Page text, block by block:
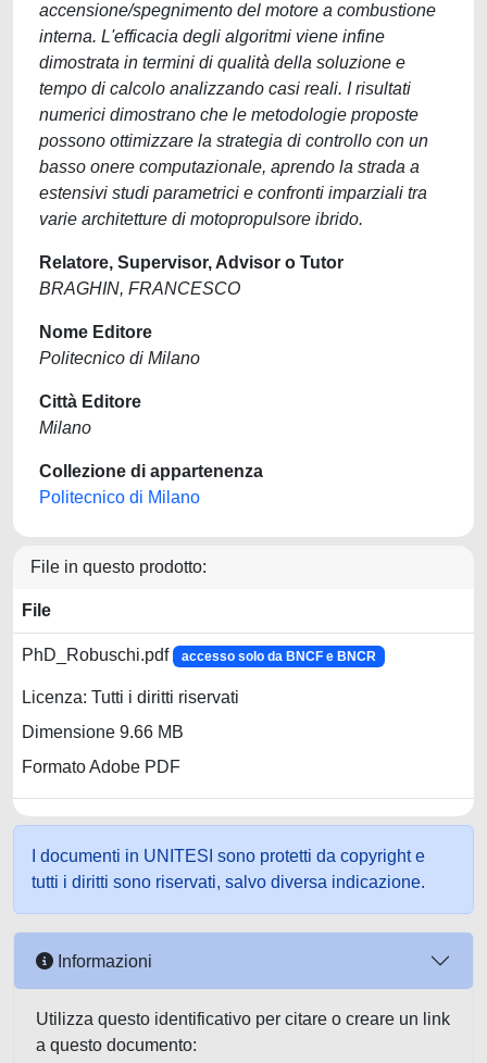
accensione/spegnimento del motore a combustione
interna. L'efficacia degli algoritmi viene infine
dimostrata in termini di qualità della soluzione e
tempo di calcolo analizzando casi reali. I risultati
numerici dimostrano che le metodologie proposte
possono ottimizzare la strategia di controllo con un
basso onere computazionale, aprendo la strada a
estensivi studi parametrici e confronti imparziali tra
varie architetture di motopropulsore ibrido.
Relatore, Supervisor, Advisor o Tutor
BRAGHIN, FRANCESCO
Nome Editore
Politecnico di Milano
Città Editore
Milano
Collezione di appartenenza
Politecnico di Milano
File in questo prodotto:
File
PhD_Robuschi.pdf accesso solo da BNCF e BNCR
Licenza: Tutti i diritti riservati
Dimensione 9.66 MB
Formato Adobe PDF
I documenti in UNITESI sono protetti da copyright e
tutti i diritti sono riservati, salvo diversa indicazione.
Informazioni
Utilizza questo identificativo per citare o creare un link
a questo documento: